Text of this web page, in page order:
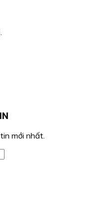
mới nhất.